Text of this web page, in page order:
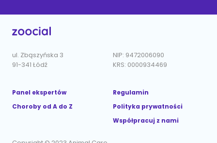
ul. Zbąszyńska 3
91-341 Łódź
NIP: 9472006090
KRS: 0000934469
Panel ekspertów
Choroby od A do Z
Regulamin
Polityka prywatności
Współpracuj z nami